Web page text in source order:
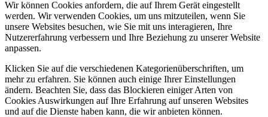
Wir können Cookies anfordern, die auf Ihrem Gerät eingestellt
werden. Wir verwenden Cookies, um uns mitzuteilen, wenn Sie
unsere Websites besuchen, wie Sie mit uns interagieren, Ihre
Nutzererfahrung verbessern und Ihre Beziehung zu unserer Website
anpassen.
Klicken Sie auf die verschiedenen Kategorienüberschriften, um
mehr zu erfahren. Sie können auch einige Ihrer Einstellungen
ändern. Beachten Sie, dass das Blockieren einiger Arten von
Cookies Auswirkungen auf Ihre Erfahrung auf unseren Websites
und auf die Dienste haben kann, die wir anbieten können.